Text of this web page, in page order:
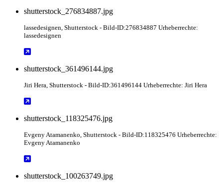
shutterstock_276834887.jpg
lassedesignen , Shutterstock - Bild-ID:276834887 Urheberrechte:
lassedesignen
shutterstock_361496144.jpg
Jiri Hera , Shutterstock - Bild-ID:361496144 Urheberrechte: Jiri Hera
shutterstock_118325476.jpg
Evgeny Atamanenko , Shutterstock - Bild-ID:118325476 Urheberrechte:
Evgeny Atamanenko
shutterstock_100263749.jpg